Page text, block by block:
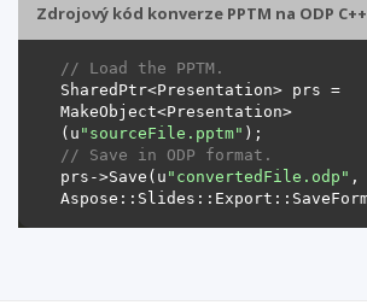
Zdrojový kód konverze PPTM na ODP C++
// Load the PPTM.
SharedPtr<Presentation> prs =
MakeObject<Presentation>
(u "sourceFile.pptm"
// Save in ODP format.
prs->Save(u "convertedFile.odp" ,